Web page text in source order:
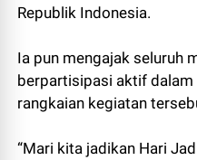
Republik Indonesia.
Ia pun mengajak seluruh
berpartisipasi aktif dalam
rangkaian kegiatan
“Mari kita jadikan Hari